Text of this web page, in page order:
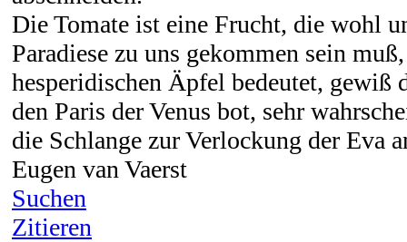
Die Tomate ist eine Frucht, die wohl
Paradiese zu uns gekommen sein
hesperidischen Äpfel bedeutet, gewiß
den Paris der Venus bot, sehr
die Schlange zur Verlockung der Eva
Eugen van Vaerst
Suchen
Zitieren